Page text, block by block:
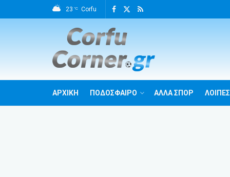
23 °C Corfu
ΑΡΧΙΚΗ ΠΟΔΟΣΦΑΙΡΟ ΑΛΛΑ ΣΠΟΡ